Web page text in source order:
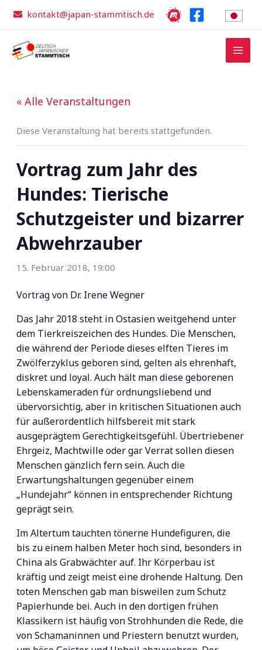
Inhalt
kontakt@japan-stammtisch.de
« Alle Veranstaltungen
Diese Veranstaltung hat bereits stattgefunden.
Vortrag zum Jahr des
Hundes: Tierische
Schutzgeister und bizarrer
Abwehrzauber
15. Februar 2018, 19:00
Vortrag von Dr. Irene Wegner
Das Jahr 2018 steht in Ostasien weitgehend unter
dem Tierkreiszeichen des Hundes. Die Menschen,
die während der Periode dieses elften Tieres im
Zwölferzyklus geboren sind, gelten als ehrenhaft,
diskret und loyal. Auch hält man diese geborenen
Lebenskameraden für ordnungsliebend und
übervorsichtig, aber in kritischen Situationen auch
für außerordentlich hilfsbereit mit stark
ausgeprägtem Gerechtigkeitsgefühl. Übertriebener
Ehrgeiz, Machtwille oder gar Verrat sollen diesen
Menschen gänzlich fern sein. Auch die
Erwartungshaltungen gegenüber einem
„Hundejahr“ können in entsprechender Richtung
geprägt sein.
Im Altertum tauchten tönerne Hundefiguren, die
bis zu einem halben Meter hoch sind, besonders in
China als Grabwächter auf. Ihr Körperbau ist
kräftig und zeigt meist eine drohende Haltung. Den
toten Menschen gab man bisweilen zum Schutz
Papierhunde bei. Auch in den dortigen frühen
Klassikern ist häufig von Strohhunden die Rede, die
von Schamaninnen und Priestern benutzt wurden,